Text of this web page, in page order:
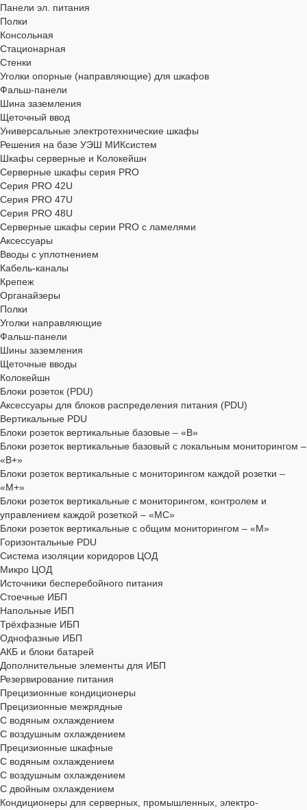
Панели эл. питания
Полки
Консольная
Стационарная
Стенки
Уголки опорные (направляющие) для шкафов
Фальш-панели
Шина заземления
Щеточный ввод
Универсальные электротехнические шкафы
Решения на базе УЭШ МИКсистем
Шкафы серверные и Колокейшн
Серверные шкафы серия PRO
Серия PRO 42U
Серия PRO 47U
Серия PRO 48U
Серверные шкафы серии PRO с ламелями
Аксессуары
Вводы с уплотнением
Кабель-каналы
Крепеж
Органайзеры
Полки
Уголки направляющие
Фальш-панели
Шины заземления
Щеточные вводы
Колокейшн
Блоки розеток (PDU)
Аксессуары для блоков распределения питания (PDU)
Вертикальные PDU
Блоки розеток вертикальные базовые – «В»
Блоки розеток вертикальные базовый с локальным мониторингом –
«В+»
Блоки розеток вертикальные с мониторингом каждой розетки –
«М+»
Блоки розеток вертикальные с мониторингом, контролем и
управлением каждой розеткой – «МС»
Блоки розеток вертикальные с общим мониторингом – «М»
Горизонтальные PDU
Система изоляции коридоров ЦОД
Микро ЦОД
Источники бесперебойного питания
Стоечные ИБП
Напольные ИБП
Трёхфазные ИБП
Однофазные ИБП
АКБ и блоки батарей
Дополнительные элементы для ИБП
Резервирование питания
Прецизионные кондиционеры
Прецизионные межрядные
С водяным охлаждением
С воздушным охлаждением
Прецизионные шкафные
С водяным охлаждением
С воздушным охлаждением
С двойным охлаждением
Кондиционеры для серверных, промышленных, электро-